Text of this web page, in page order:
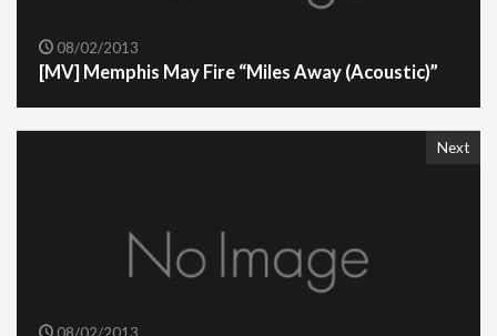
08/02/2013
[MV] Memphis May Fire “Miles Away (Acoustic)”
Next
08/02/2013